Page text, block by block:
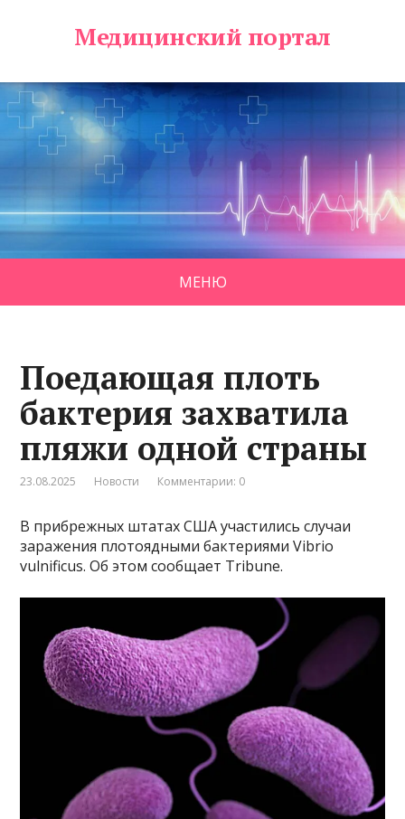
Медицинский портал
МЕНЮ
Поедающая плоть
бактерия захватила
пляжи одной страны
23.08.2025 Новости Комментарии: 0
В прибрежных штатах США участились случаи
заражения плотоядными бактериями Vibrio
vulnificus. Об этом сообщает Tribune.